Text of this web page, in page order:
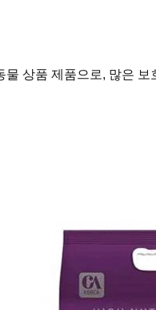
물 상품 제품으로, 많은 보